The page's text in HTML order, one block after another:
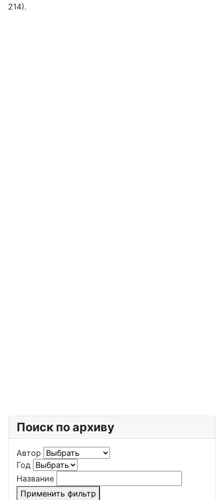
214).
Поиск по архиву
Автор
Год
Название
Применить фильтр